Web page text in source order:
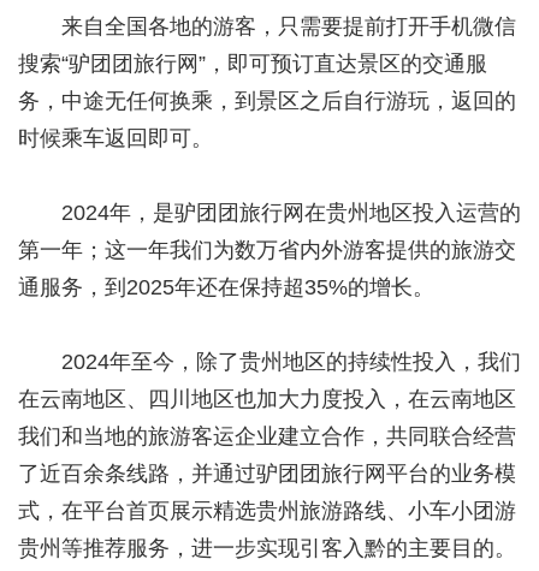
来自全国各地的游客，只需要提前打开手机微信
搜索“驴团团旅行网”，即可预订直达景区的交通服
务，中途无任何换乘，到景区之后自行游玩，返回的
时候乘车返回即可。
2024年，是驴团团旅行网在贵州地区投入运营的
第一年；这一年我们为数万省内外游客提供的旅游交
通服务，到2025年还在保持超35%的增长。
2024年至今，除了贵州地区的持续性投入，我们
在云南地区、四川地区也加大力度投入，在云南地区
我们和当地的旅游客运企业建立合作，共同联合经营
了近百余条线路，并通过驴团团旅行网平台的业务模
式，在平台首页展示精选贵州旅游路线、小车小团游
贵州等推荐服务，进一步实现引客入黔的主要目的。